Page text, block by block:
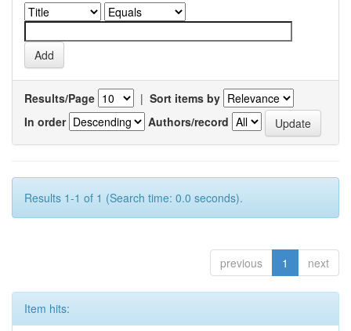
Results/Page | Sort items by
In order
Authors/record
Results 1-1 of 1 (Search time: 0.0 seconds).
previous 1 next
Item hits: